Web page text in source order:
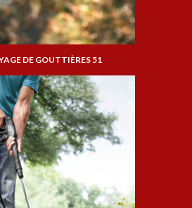
DE GOUTTIÈRES 51